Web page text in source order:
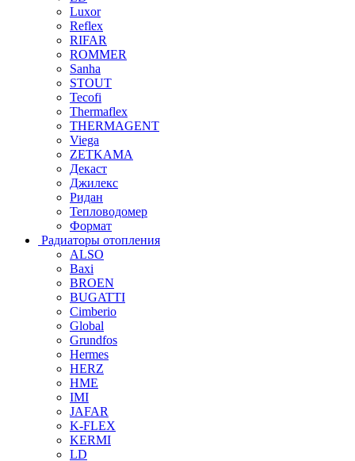
Luxor
Reflex
RIFAR
ROMMER
Sanha
STOUT
Tecofi
Thermaflex
THERMAGENT
Viega
ZETKAMA
Декаст
Джилекс
Ридан
Тепловодомер
Формат
Радиаторы отопления
ALSO
Baxi
BROEN
BUGATTI
Cimberio
Global
Grundfos
Hermes
HERZ
HME
IMI
JAFAR
K-FLEX
KERMI
LD